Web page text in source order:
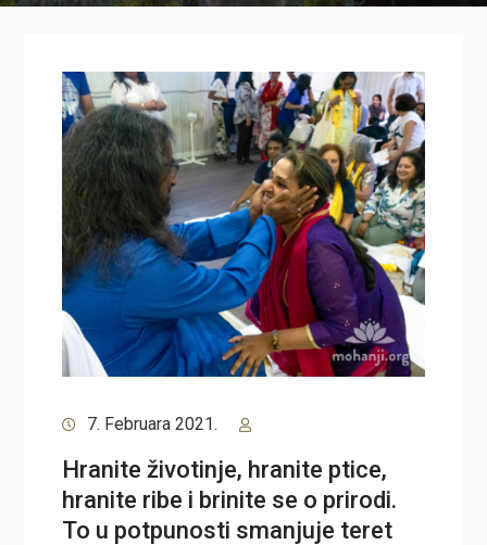
7. Februara 2021.
Hranite životinje, hranite ptice,
hranite ribe i brinite se o prirodi.
To u potpunosti smanjuje teret